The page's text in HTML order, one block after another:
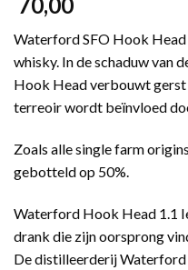
70,00
Waterford SFO Hook
whisky. In de schaduw van
Hook Head verbouwt
terreoir wordt beïnvloed
Zoals alle single farm
gebotteld op 50%.
Waterford Hook Head 1.1
drank die zijn oorsprong
De distilleerderij Waterford